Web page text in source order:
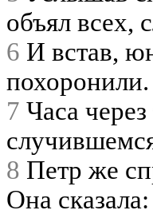
объял всех,
6 И встав,
похоронили.
7 Часа
8 Петр же
Она сказала: